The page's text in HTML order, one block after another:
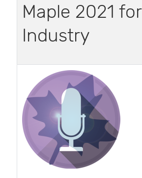
Maple 2021 for
Industry